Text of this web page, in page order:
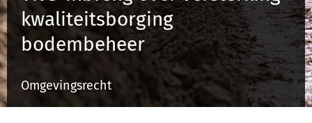
Inloggen
Registreren
kwaliteitsborging
bodembeheer
Omgevingsrecht